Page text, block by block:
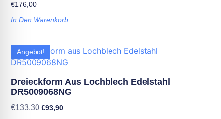
€176,00
In Den Warenkorb
Angebot!
Dreieckform Aus Lochblech Edelstahl
DR5009068NG
€133,30 €93,90